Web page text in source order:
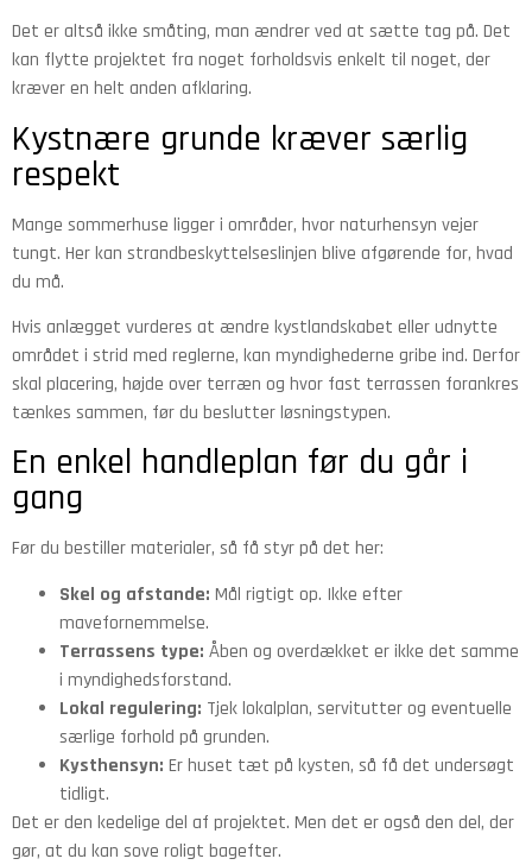
Det er altså ikke småting, man ændrer ved at sætte tag på. Det
kan flytte projektet fra noget forholdsvis enkelt til noget, der
kræver en helt anden afklaring.
Kystnære grunde kræver særlig
respekt
Mange sommerhuse ligger i områder, hvor naturhensyn vejer
tungt. Her kan strandbeskyttelseslinjen blive afgørende for, hvad
du må.
Hvis anlægget vurderes at ændre kystlandskabet eller udnytte
området i strid med reglerne, kan myndighederne gribe ind. Derfor
skal placering, højde over terræn og hvor fast terrassen forankres
tænkes sammen, før du beslutter løsningstypen.
En enkel handleplan før du går i
gang
Før du bestiller materialer, så få styr på det her:
Skel og afstande: Mål rigtigt op. Ikke efter
mavefornemmelse.
Terrassens type: Åben og overdækket er ikke det samme
i myndighedsforstand.
Lokal regulering: Tjek lokalplan, servitutter og eventuelle
særlige forhold på grunden.
Kysthensyn: Er huset tæt på kysten, så få det undersøgt
tidligt.
Det er den kedelige del af projektet. Men det er også den del, der
gør, at du kan sove roligt bagefter.